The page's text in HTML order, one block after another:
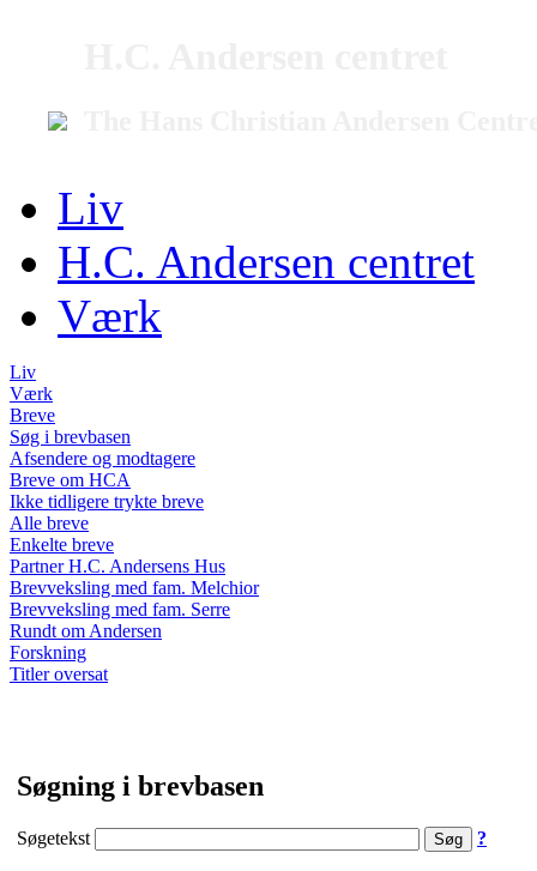
Liv
H.C. Andersen centret
Værk
Liv
Værk
Breve
Søg i brevbasen
Afsendere og modtagere
Breve om HCA
Ikke tidligere trykte breve
Alle breve
Enkelte breve
Partner H.C. Andersens Hus
Brevveksling med fam. Melchior
Brevveksling med fam. Serre
Rundt om Andersen
Forskning
Titler oversat
Søgning i brevbasen
Søgetekst ?